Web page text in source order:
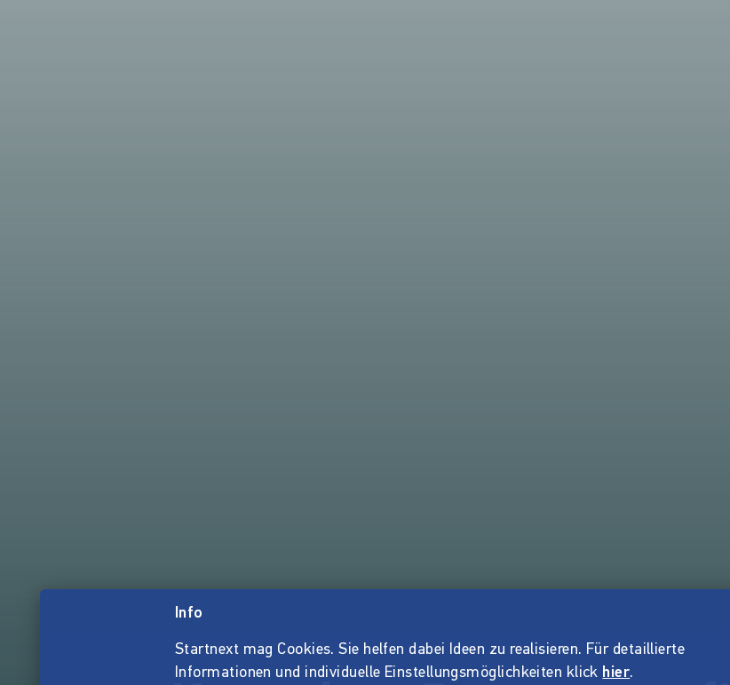
Info
Startnext mag Cookies. Sie helfen dabei Ideen zu realisieren. Für detaillierte
Informationen und individuelle Einstellungsmöglichkeiten klick hier.